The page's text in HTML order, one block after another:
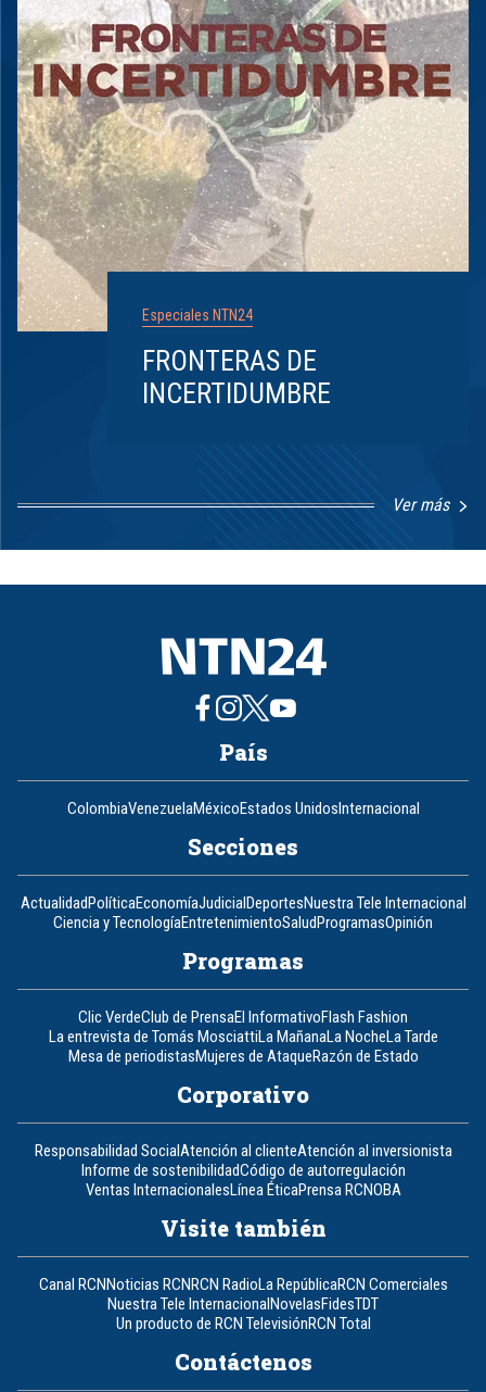
Especiales NTN24
FRONTERAS DE
INCERTIDUMBRE
Ver más
1
8
País
ColombiaVenezuelaMéxicoEstados UnidosInternacional
Secciones
ActualidadPolíticaEconomíaJudicialDeportesNuestra Tele Internacional
Ciencia y TecnologíaEntretenimientoSaludProgramasOpinión
Programas
Clic VerdeClub de PrensaEl InformativoFlash Fashion
La entrevista de Tomás MosciattiLa MañanaLa NocheLa Tarde
Mesa de periodistasMujeres de AtaqueRazón de Estado
Corporativo
Responsabilidad SocialAtención al clienteAtención al inversionista
Informe de sostenibilidadCódigo de autorregulación
Ventas InternacionalesLínea ÉticaPrensa RCNOBA
Visite también
Canal RCNNoticias RCNRCN RadioLa RepúblicaRCN Comerciales
Nuestra Tele InternacionalNovelasFidesTDT
Un producto de RCN TelevisiónRCN Total
Contáctenos